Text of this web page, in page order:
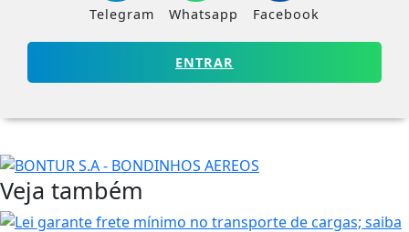
Telegram Whatsapp Facebook
ENTRAR
Veja também